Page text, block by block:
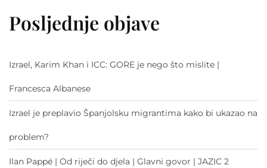
Posljednje objave
Izrael, Karim Khan i ICC: GORE je nego što mislite |
Francesca Albanese
Izrael je preplavio Španjolsku migrantima kako bi ukazao na
problem?
Ilan Pappé | Od riječi do djela | Glavni govor | JAZIC 2